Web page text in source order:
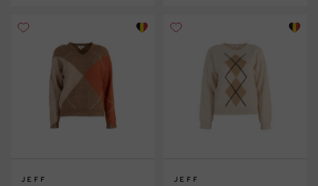
JEFF JEFF